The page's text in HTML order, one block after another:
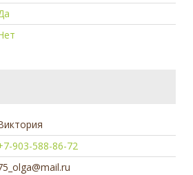
903-588-86-72